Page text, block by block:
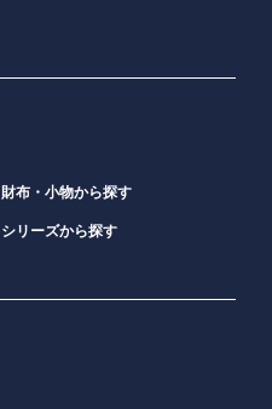
財布・小物から探す
シリーズから探す